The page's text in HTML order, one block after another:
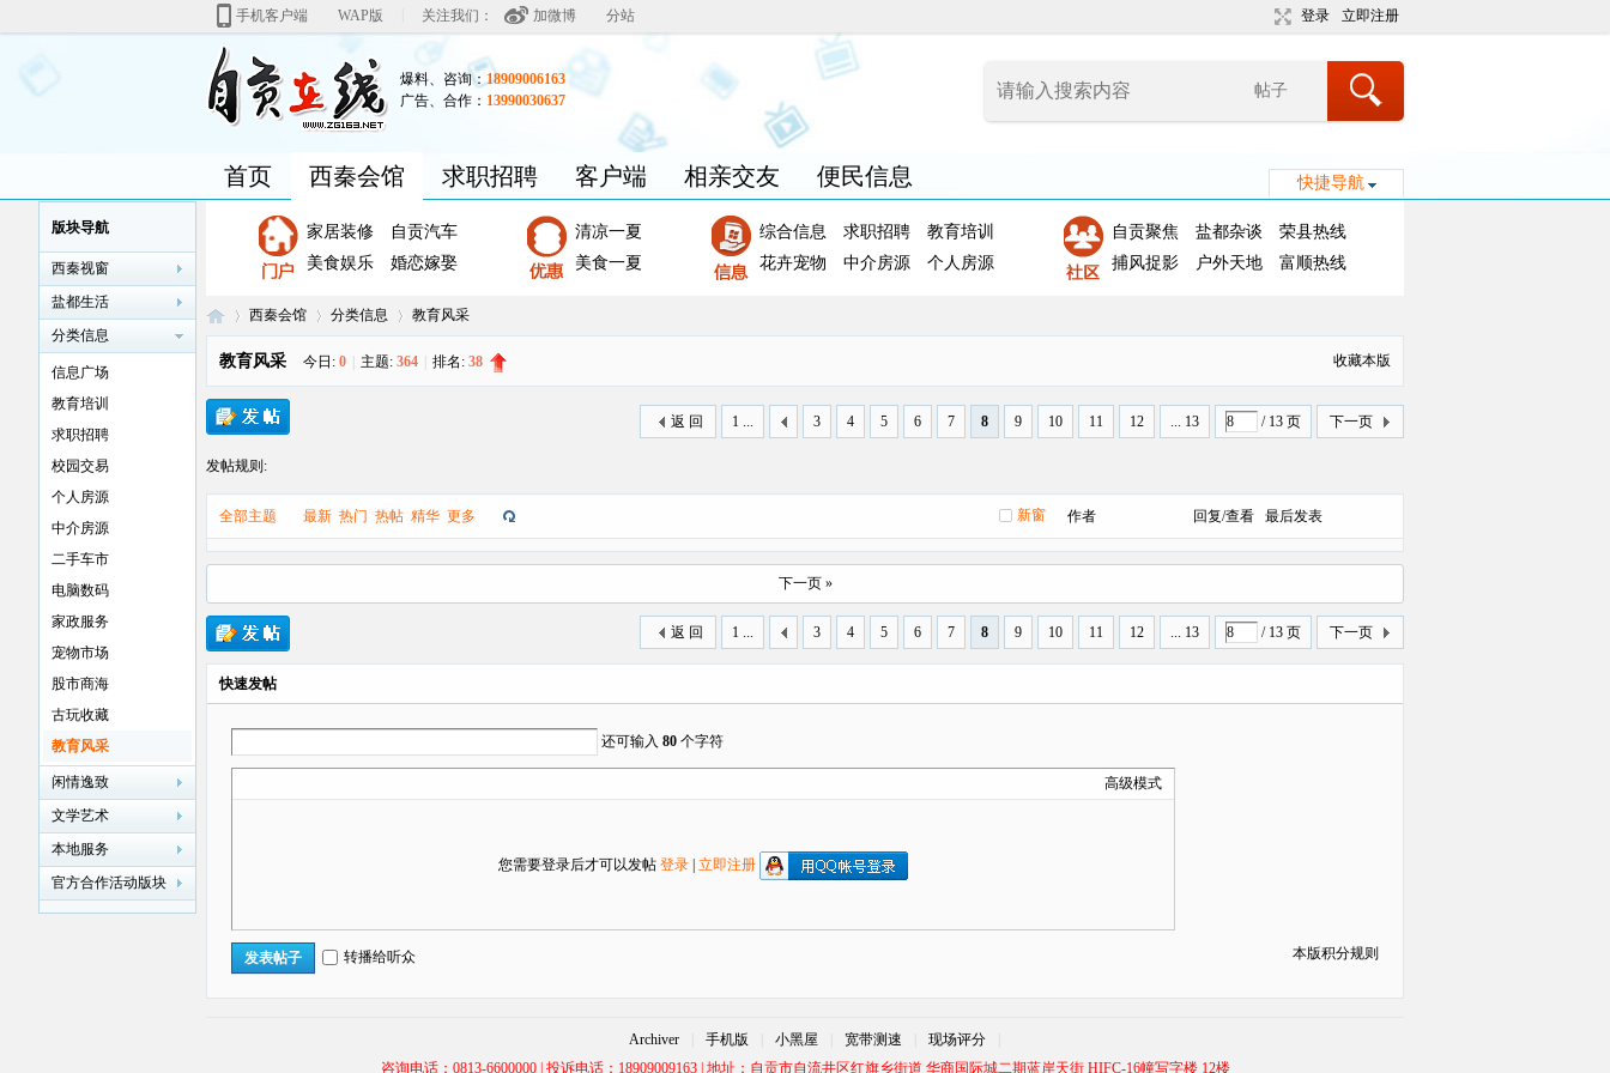
手机客户端 WAP版 关注我们： 加微博 分站 登录 立即注册
爆料、咨询：18909006163
广告、合作： 13990030637
帖子
快捷导航
首页 西秦会馆 求职招聘 客户端 相亲交友 便民信息
家居装修
自贡汽车
美食娱乐
婚恋嫁娶
清凉一夏
美食一夏
综合信息 求职招聘
教育培训
花卉宠物
中介房源 个人房源
自贡聚焦 盐都杂谈
荣县热线
捕风捉影
户外天地 富顺热线
自 »
西秦会馆 分类信息 教育风采
版块导航
西秦视窗
盐都生活
分类信息
信息广场
教育培训
求职招聘
校园交易
个人房源
中介房源
二手车市
电脑数码
家政服务
宠物市场
股市商海
古玩收藏
教育风采
闲情逸致
文学艺术
本地服务
官方合作活动版块
收藏本版
教育风采 今日: 0 主题: 364 排名: 38
1 ... 3 4 5 6 7 8 9 10 11 12 ... 13 / 13 页 下一页
返 回
发帖规则:
新窗
全部主题 最新 热门 热帖 精华 更多 作者 回复/查看 最后发表
下一页 »
1 ... 3 4 5 6 7 8 9 10 11 12 ... 13 / 13 页 下一页
返 回
快速发帖
还可输入 80 个字符
高级模式
您需要登录后才可以发帖 登录 立即注册
本版积分规则
发表帖子 转播给听众
Archiver 手机版 小黑屋 宽带测速 现场评分
咨询电话：0813-6600000 | 投诉电话：18909009163 | 地址：自贡市自流井区红旗乡街道 华商国际城二期蓝岸天街 HIFC-16幢写字楼 12楼